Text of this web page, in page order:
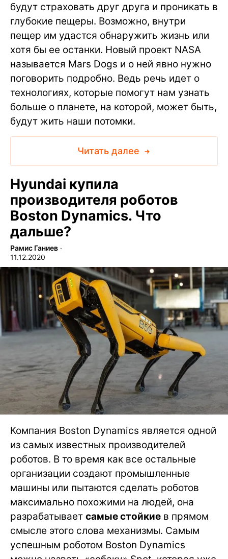
будут страховать друг друга и проникать в
глубокие пещеры. Возможно, внутри
пещер им удастся обнаружить жизнь или
хотя бы ее останки. Новый проект NASA
называется Mars Dogs и о ней явно нужно
поговорить подробно. Ведь речь идет о
технологиях, которые помогут нам узнать
больше о планете, на которой, может быть,
будут жить наши потомки.
Читать далее
Hyundai купила
производителя роботов
Boston Dynamics. Что
дальше?
Рамис Ганиев ∙
11.12.2020
Компания Boston Dynamics является одной
из самых известных производителей
роботов. В то время как все остальные
организации создают промышленные
машины или пытаются сделать роботов
максимально похожими на людей, она
разрабатывает самые стойкие в прямом
смысле этого слова механизмы. Самым
успешным роботом Boston Dynamics